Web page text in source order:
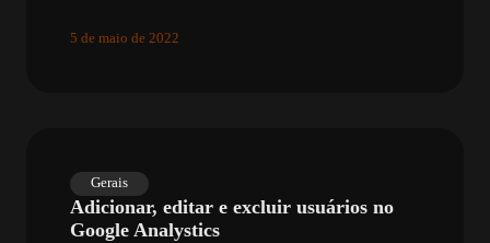
5 de maio de 2022
Gerais
Adicionar, editar e excluir usuários no
Google Analystics